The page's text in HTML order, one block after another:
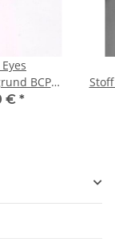
BCP-
Weiß
€ *